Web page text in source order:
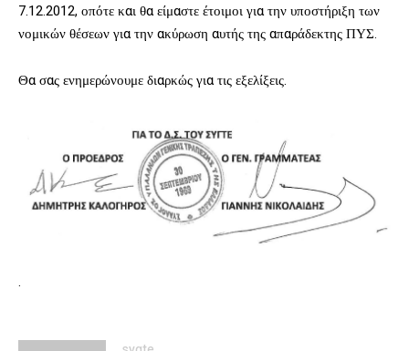
7.12.2012, οπότε και θα είμαστε έτοιμοι για την υποστήριξη των
νομικών θέσεων για την ακύρωση αυτής της απαράδεκτης ΠΥΣ.
Θα σας ενημερώνουμε διαρκώς για τις εξελίξεις.
.